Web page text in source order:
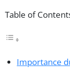
Table of
Importance